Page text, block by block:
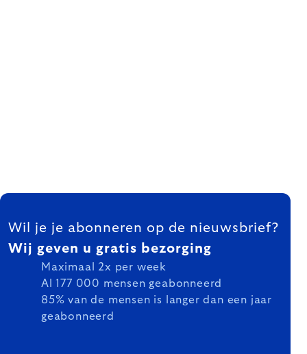
FOOTER
Wil je je abonneren op de nieuwsbrief?
Wij geven u gratis bezorging
Maximaal 2x per week
Al 177 000 mensen geabonneerd
85% van de mensen is langer dan een jaar
geabonneerd